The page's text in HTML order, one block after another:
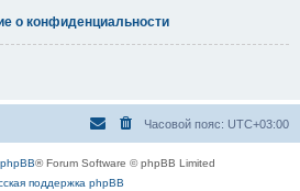
о конфиденциальности
Часовой пояс: UTC+03:00
phpBB® Forum Software © phpBB Limited
поддержка phpBB